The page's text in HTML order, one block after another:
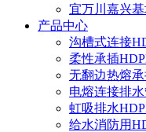
宜万川嘉兴
产品中心
沟槽式连接
柔性承插
无翻边热熔
电熔连接排
虹吸排水
给水消防用